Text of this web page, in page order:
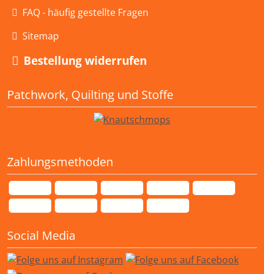
FAQ - häufig gestellte Fragen
Sitemap
Bestellung widerrufen
Patchwork, Quilting und Stoffe
Zahlungsmethoden
Social Media